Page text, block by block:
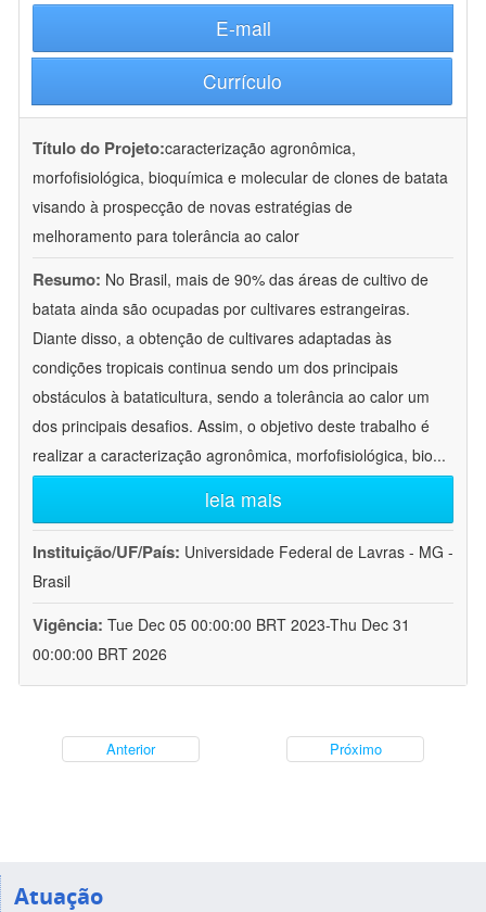
E-mail
Currículo
Título do Projeto:caracterização agronômica,
morfofisiológica, bioquímica e molecular de clones de batata
visando à prospecção de novas estratégias de
melhoramento para tolerância ao calor
Resumo: No Brasil, mais de 90% das áreas de cultivo de
batata ainda são ocupadas por cultivares estrangeiras.
Diante disso, a obtenção de cultivares adaptadas às
condições tropicais continua sendo um dos principais
obstáculos à bataticultura, sendo a tolerância ao calor um
dos principais desafios. Assim, o objetivo deste trabalho é
realizar a caracterização agronômica, morfofisiológica, bio...
leia mais
Instituição/UF/País: Universidade Federal de Lavras - MG -
Brasil
Vigência: Tue Dec 05 00:00:00 BRT 2023-Thu Dec 31
00:00:00 BRT 2026
Anterior Próximo
Atuação